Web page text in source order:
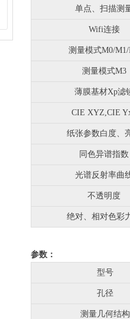
EPSON SureColor P7080 大幅
度高精数码打样机 替代7910打
印机（EPSON 爱普生）
单点、扫描测
Wifi连接
测量模式M0/M1/
测量模式M3
薄膜基材Xp滤
CIE XYZ,CIE
纸张参数白度、
同色异谱指数
光谱反射率曲
不透明度
绝对、相对色彩
参数：
型号
孔径
测量几何结构